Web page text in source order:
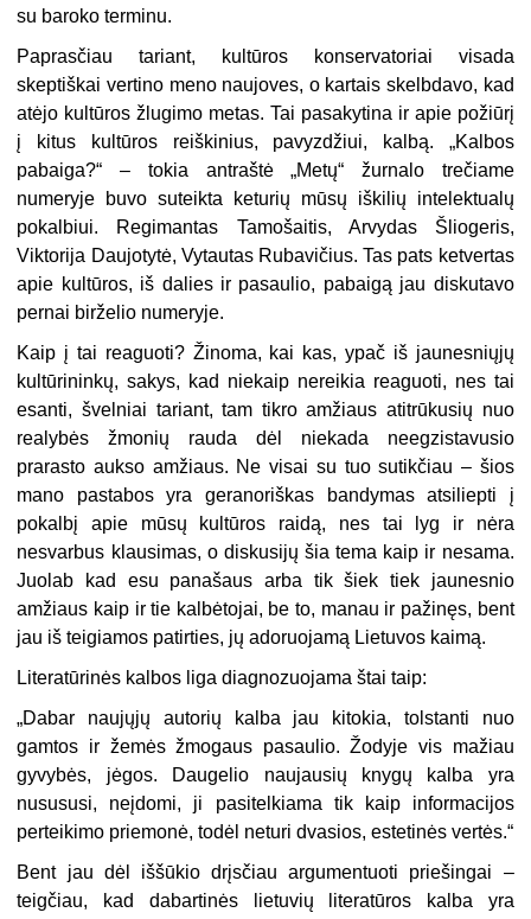
su baroko terminu.
Paprasčiau tariant, kultūros konservatoriai visada
skeptiškai vertino meno naujoves, o kartais skelbdavo, kad
atėjo kultūros žlugimo metas. Tai pasakytina ir apie požiūrį
į kitus kultūros reiškinius, pavyzdžiui, kalbą. „Kalbos
pabaiga?“ – tokia antraštė „Metų“ žurnalo trečiame
numeryje buvo suteikta keturių mūsų iškilių intelektualų
pokalbiui. Regimantas Tamošaitis, Arvydas Šliogeris,
Viktorija Daujotytė, Vytautas Rubavičius. Tas pats ketvertas
apie kultūros, iš dalies ir pasaulio, pabaigą jau diskutavo
pernai birželio numeryje.
Kaip į tai reaguoti? Žinoma, kai kas, ypač iš jaunesniųjų
kultūrininkų, sakys, kad niekaip nereikia reaguoti, nes tai
esanti, švelniai tariant, tam tikro amžiaus atitrūkusių nuo
realybės žmonių rauda dėl niekada neegzistavusio
prarasto aukso amžiaus. Ne visai su tuo sutikčiau – šios
mano pastabos yra geranoriškas bandymas atsiliepti į
pokalbį apie mūsų kultūros raidą, nes tai lyg ir nėra
nesvarbus klausimas, o diskusijų šia tema kaip ir nesama.
Juolab kad esu panašaus arba tik šiek tiek jaunesnio
amžiaus kaip ir tie kalbėtojai, be to, manau ir pažinęs, bent
jau iš teigiamos patirties, jų adoruojamą Lietuvos kaimą.
Literatūrinės kalbos liga diagnozuojama štai taip:
„Dabar naujųjų autorių kalba jau kitokia, tolstanti nuo
gamtos ir žemės žmogaus pasaulio. Žodyje vis mažiau
gyvybės, jėgos. Daugelio naujausių knygų kalba yra
nusususi, neįdomi, ji pasitelkiama tik kaip informacijos
perteikimo priemonė, todėl neturi dvasios, estetinės vertės.“
Bent jau dėl iššūkio drįsčiau argumentuoti priešingai –
teigčiau, kad dabartinės lietuvių literatūros kalba yra